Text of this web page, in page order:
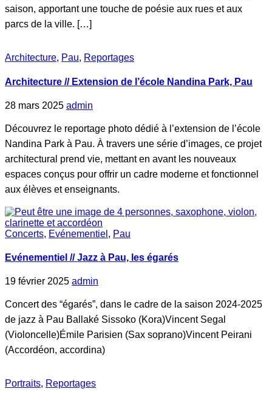
saison, apportant une touche de poésie aux rues et aux
parcs de la ville. […]
Architecture, Pau, Reportages
Architecture // Extension de l’école Nandina Park, Pau
28 mars 2025 admin
Découvrez le reportage photo dédié à l’extension de l’école
Nandina Park à Pau. À travers une série d’images, ce projet
architectural prend vie, mettant en avant les nouveaux
espaces conçus pour offrir un cadre moderne et fonctionnel
aux élèves et enseignants.
Concerts, Evénementiel , Pau
Evénementiel // Jazz à Pau, les égarés
19 février 2025 admin
Concert des “égarés”, dans le cadre de la saison 2024-2025
de jazz à Pau Ballaké Sissoko (Kora)Vincent Segal
(Violoncelle)Émile Parisien (Sax soprano)Vincent Peirani
(Accordéon, accordina)
Portraits, Reportages